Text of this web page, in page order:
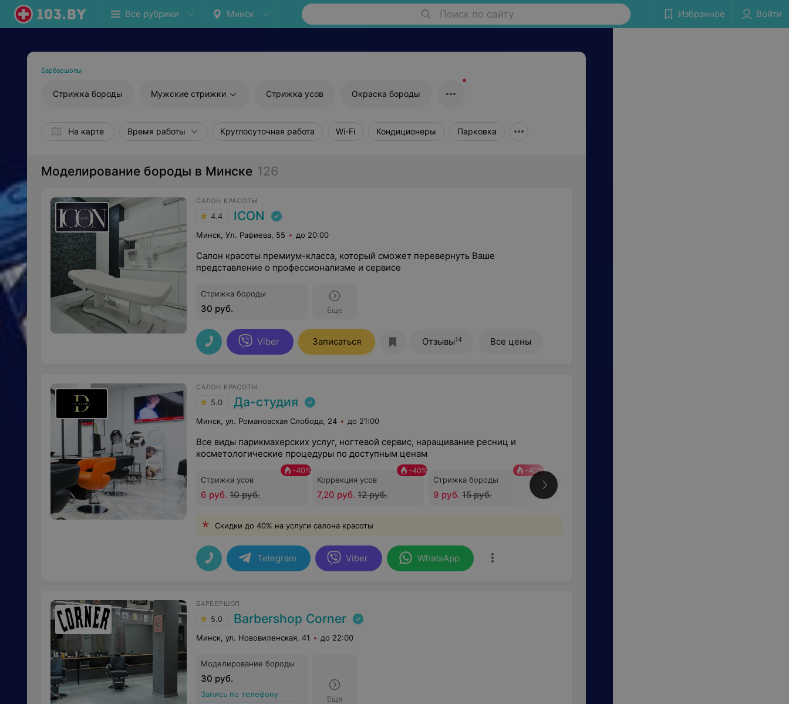
Все рубрики Минск Поиск по сайту Избранное Войти
Барбершопы
Стрижка бороды Мужские стрижки Стрижка усов Окраска бороды
На карте Время работы Круглосуточная работа Wi-Fi Кондиционеры Парковка
Моделирование бороды в Минске 126
САЛОН КРАСОТЫ
4.4 ICON
Минск, Ул. Рафиева, 55 до 20:00
Салон красоты премиум-класса, который сможет перевернуть Ваше
представление о профессионализме и сервисе
Стрижка бороды
30 руб. Еще
Viber Записаться Отзывы14 Все цены
САЛОН КРАСОТЫ
5.0 Да-студия
Минск, ул. Романовская Слобода, 24 до 21:00
Все виды парикмахерских услуг, ногтевой сервис, наращивание ресниц и
косметологические процедуры по доступным ценам
Стрижка усов
-40%
6 руб. 10 руб.
Коррекция усов
-40%
7,20 руб. 12 руб.
Стрижка бороды
-40%
9 руб. 15 руб.
Коррекция бороды
21 руб.
Скидки до 40% на услуги салона красоты
Telegram Viber WhatsApp
БАРБЕРШОП
5.0 Barbershop Corner
Минск, ул. Нововиленская, 41 до 22:00
Моделирование бороды
30 руб.
Запись по телефону
Еще